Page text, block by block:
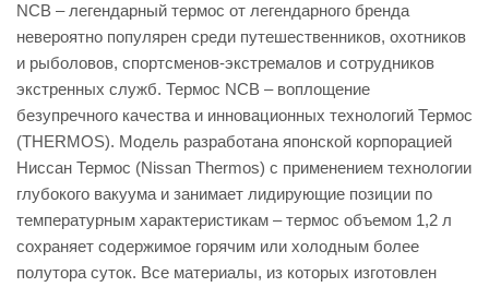
NCB – легендарный термос от легендарного бренда
невероятно популярен среди путешественников, охотников
и рыболовов, спортсменов-экстремалов и сотрудников
экстренных служб. Термос NCB – воплощение
безупречного качества и инновационных технологий Термос
(THERMOS). Модель разработана японской корпорацией
Ниссан Термос (Nissan Thermos) с применением технологии
глубокого вакуума и занимает лидирующие позиции по
температурным характеристикам – термос объемом 1,2 л
сохраняет содержимое горячим или холодным более
полутора суток. Все материалы, из которых изготовлен